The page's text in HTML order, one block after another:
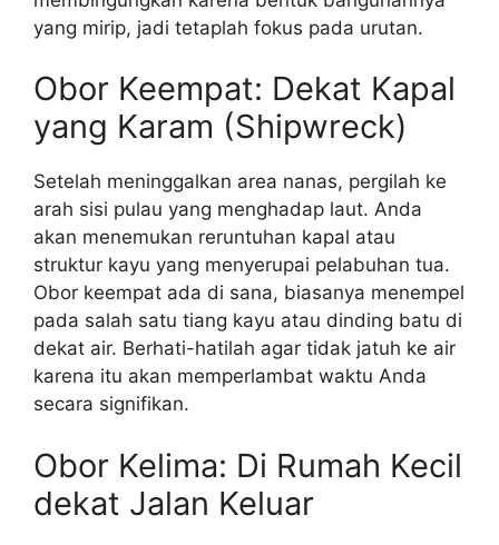
yang mirip, jadi tetaplah fokus pada urutan.
Obor Keempat: Dekat Kapal
yang Karam (Shipwreck)
Setelah meninggalkan area nanas, pergilah ke
arah sisi pulau yang menghadap laut. Anda
akan menemukan reruntuhan kapal atau
struktur kayu yang menyerupai pelabuhan tua.
Obor keempat ada di sana, biasanya menempel
pada salah satu tiang kayu atau dinding batu di
dekat air. Berhati-hatilah agar tidak jatuh ke air
karena itu akan memperlambat waktu Anda
secara signifikan.
Obor Kelima: Di Rumah Kecil
dekat Jalan Keluar